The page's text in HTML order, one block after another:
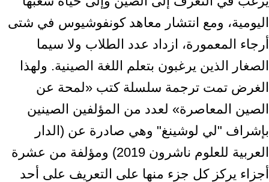
اليومية، ومع انتشار معاهد ‏كونفوشيوس في شتى
أرجاء المعمورة، ازداد عدد الطلاب ولا سيما
الصغار الذين يرغبون ‏بتعلم اللغة الصينية. ولهذا
الغرض تمت ترجمة سلسلة كتب «لمحة عن
الصين المعاصرة» ‏لعدد من المؤلفين الصينين
بإشراف "لي لوشينغ" وهي صادرة عن (الدار
العربية للعلوم ‏ناشرون 2019) ومؤلفة من عشرة
أجزاء يركز كل جزء منها على التعريف على أحد